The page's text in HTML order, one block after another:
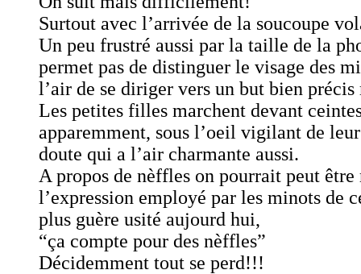
Surtout avec l’arrivée de la soucoupe
Un peu frustré aussi par la taille de la
permet pas de distinguer le visage des
l’air de se diriger vers un but bien précis
Les petites filles marchent devant
apparemment, sous l’oeil vigilant de
doute qui a l’air charmante aussi.
A propos de nèffles on pourrait peut être
l’expression employé par les minots de
plus guère usité aujourd hui,
“ça compte pour des nèffles”
Décidemment tout se perd!!!